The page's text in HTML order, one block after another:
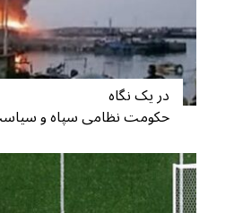
در یک نگاه
حکومت نظامی سپاه و